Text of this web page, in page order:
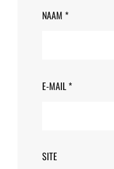
NAAM *
E-MAIL*
SITE